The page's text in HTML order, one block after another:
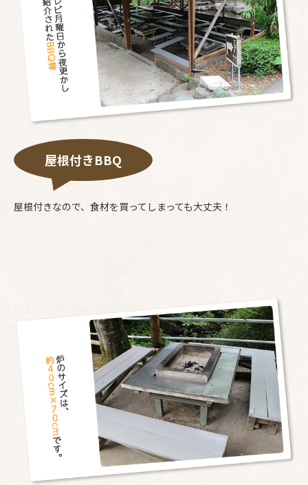
屋根付きBBQ
屋根付きなので、食材を買ってしまっても大丈夫！